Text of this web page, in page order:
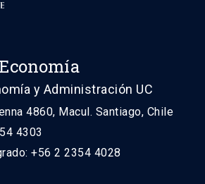
y Administración UC
4860, Macul. Santiago, Chile
4303
+56 2 2354 4028